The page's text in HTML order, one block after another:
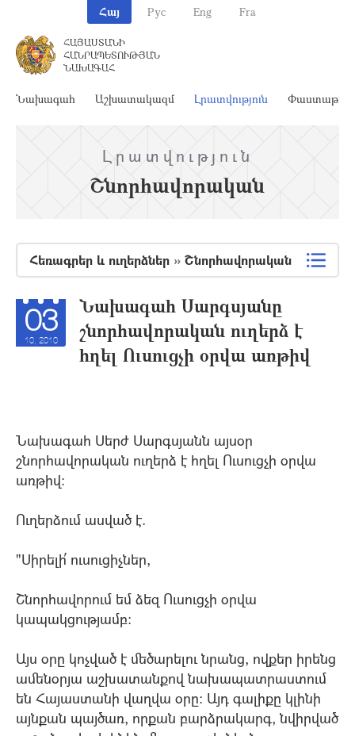
Հայ Рус Eng Fra
ՀԱՅԱՍՏԱՆԻ
ՀԱՆՐԱՊԵՏՈՒԹՅԱՆ
ՆԱԽԱԳԱՀ
Նախագահ Աշխատակազմ Լրատվություն
Լրատվություն
Շնորհավորական
Հեռագրեր և ուղերձներ » Շնորհավորական
03
10, 2010
Նախագահ Սարգսյանը
շնորհավորական ուղերձ է
հղել Ուսուցչի օրվա առթիվ
Նախագահ Սերժ Սարգսյանն այսօր
շնորհավորական ուղերձ է հղել Ուսուցչի օրվա
առթիվ:
Ուղերձում ասված է.
"Սիրելի՛ ուսուցիչներ,
Շնորհավորում եմ ձեզ Ուսուցչի օրվա
կապակցությամբ:
Այս օրը կոչված է մեծարելու նրանց, ովքեր իրենց
ամենօրյա աշխատանքով նախապատրաստում
են Հայաստանի վաղվա օրը: Այդ գալիքը կլինի
այնքան պայծառ, որքան բարձրակարգ, նվիրված